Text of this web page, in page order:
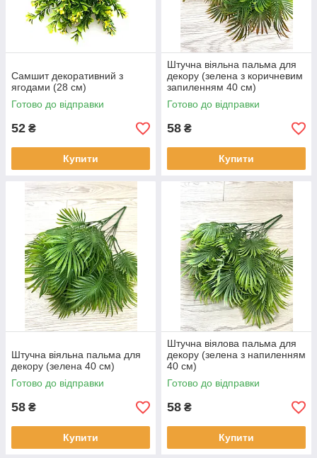
Декор інтер'єру
Усередині житлових і громадських
приміщень можна розмістити
сезонного декору.
Декор літніх майданчиків
Літні майданчики кафе і ресторанів
красиво прикрасять розкішні ліани,
штучні фрукти та овочі.
Декор водних об'єктів
Пропонуємо водяні лілії і латаття,
які стануть окрасою штучного ставка
на дачі.
Самшит декоративний з
ягодами (28 см)
Готово до відправки
52 ₴
Купити
Штучна віяльна пальма для
декору (зелена з коричневим
запиленням 40 см)
Готово до відправки
58 ₴
Купити
Штучна віяльна пальма для
декору (зелена 40 см)
Готово до відправки
58 ₴
Купити
Штучна віялова пальма для
декору (зелена з напиленням
40 см)
Готово до відправки
58 ₴
Купити